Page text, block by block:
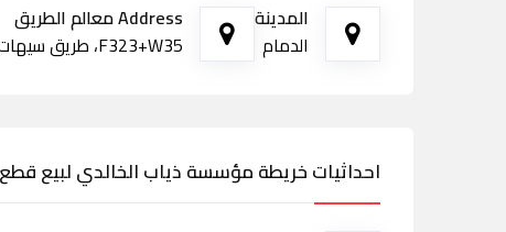
المدينة
الدمام
Address معالم الطريق
F323+W35، طريق سيهات، الخضرية، الدمام 32435
احداثيات خريطة مؤسسة ذياب الخالدي لبيع قطع